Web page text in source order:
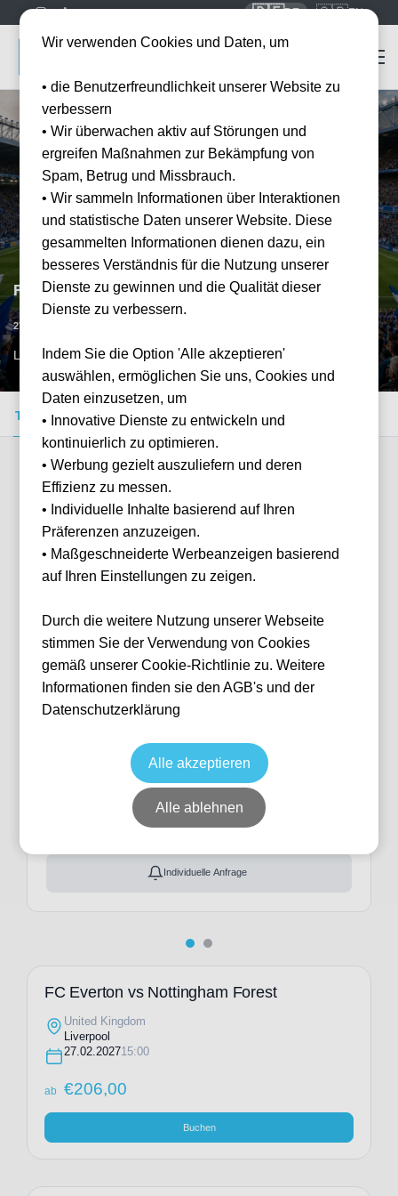
🇩🇪DE 🇬🇧EN
FC Everton vs Nottingham Forest
27.02.2027
LPL, GB
Tickets kaufen Event-Info FAQ
Verfügbare Kategorien (2)
Ticket Plus
15:00
10 verfügbar
Vereinigtes Königreich
Hill Dickinson Stadium
Ticket(s) + Hotel
Individuelle Anfrage
FC Everton vs Nottingham Forest
United Kingdom
Liverpool
27.02.202715:00
ab €206,00
Buchen
Wir verwenden Cookies und Daten, um
• die Benutzerfreundlichkeit unserer Website zu
verbessern
• Wir überwachen aktiv auf Störungen und
ergreifen Maßnahmen zur Bekämpfung von
Spam, Betrug und Missbrauch.
• Wir sammeln Informationen über Interaktionen
und statistische Daten unserer Website. Diese
gesammelten Informationen dienen dazu, ein
besseres Verständnis für die Nutzung unserer
Dienste zu gewinnen und die Qualität dieser
Dienste zu verbessern.
Indem Sie die Option 'Alle akzeptieren'
auswählen, ermöglichen Sie uns, Cookies und
Daten einzusetzen, um
• Innovative Dienste zu entwickeln und
kontinuierlich zu optimieren.
• Werbung gezielt auszuliefern und deren
Effizienz zu messen.
• Individuelle Inhalte basierend auf Ihren
Präferenzen anzuzeigen.
• Maßgeschneiderte Werbeanzeigen basierend
auf Ihren Einstellungen zu zeigen.
Durch die weitere Nutzung unserer Webseite
stimmen Sie der Verwendung von Cookies
gemäß unserer Cookie-Richtlinie zu. Weitere
Informationen finden sie den AGB's und der
Datenschutzerklärung
Alle akzeptieren
Alle ablehnen